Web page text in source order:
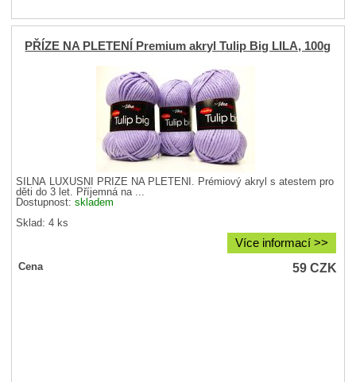
PŘÍZE NA PLETENÍ Premium akryl Tulip Big LILA, 100g
SILNÁ LUXUSNÍ PŘÍZE NA PLETENÍ. Prémiový akryl s atestem pro
děti do 3 let. Příjemná na ...
Dostupnost:skladem
Sklad: 4 ks
Více informací >>
Cena 59CZK